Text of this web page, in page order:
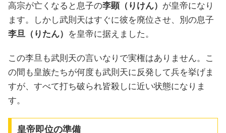
高宗が亡くなると息子の李顕（りけん） が皇帝になり
ます。しかし武則天はすぐに彼を廃位させ、別の息子
李旦（りたん）
を皇帝に据えました。
この李旦も武則天の言いなりで実権はありません。こ
の間も皇族たちが何度も武則天に反発して兵を挙げま
すが、すべて打ち破られ皆殺しに近い状態になりま
す。
皇帝即位の準備